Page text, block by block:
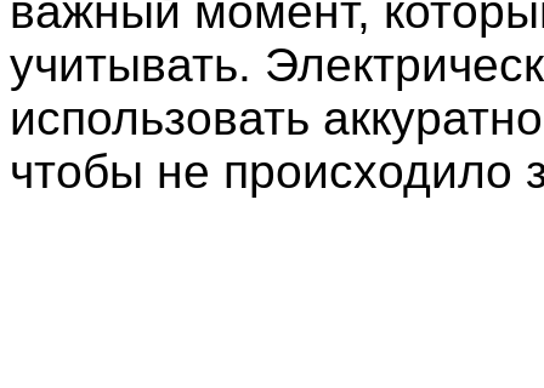
важный момент,
учитывать.
использовать
чтобы не происходило